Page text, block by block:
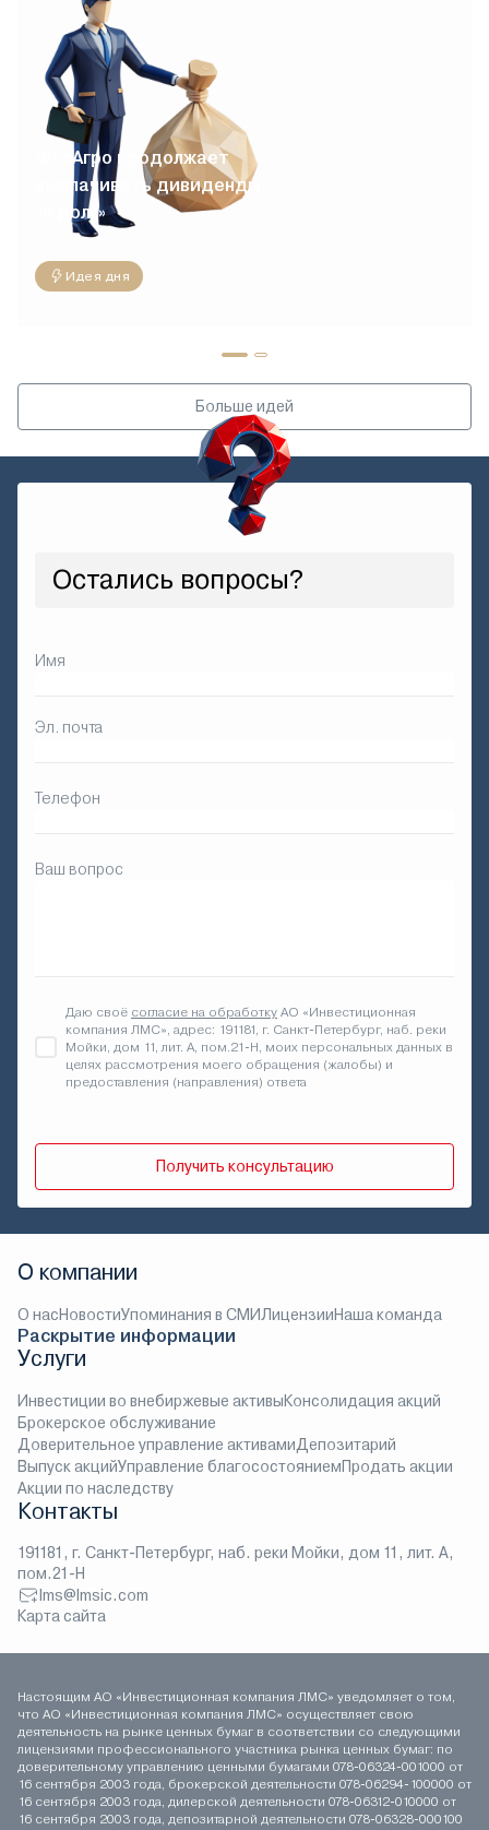
ФосАгро продолжает
выплачивать дивиденды
«в долг»
Идея дня
Больше идей
Остались вопросы?
Имя
Эл. почта
Телефон
Ваш вопрос
Даю своё согласие на обработку АО «Инвестиционная
компания ЛМС», адрес: 191181, г. Санкт-Петербург, наб. реки
Мойки, дом 11, лит. А, пом.21-Н, моих персональных данных в
целях рассмотрения моего обращения (жалобы) и
предоставления (направления) ответа
Получить консультацию
О компании
О насНовостиУпоминания в СМИЛицензииНаша команда
Раскрытие информации
Услуги
Инвестиции во внебиржевые активыКонсолидация акций
Брокерское обслуживание
Доверительное управление активамиДепозитарий
Выпуск акцийУправление благосостояниемПродать акции
Акции по наследству
Контакты
191181, г. Санкт-Петербург, наб. реки Мойки, дом 11, лит. А,
пом.21-Н
lms@lmsic.com
Карта сайта
Настоящим АО «Инвестиционная компания ЛМС» уведомляет о том,
что АО «Инвестиционная компания ЛМС» осуществляет свою
деятельность на рынке ценных бумаг в соответствии со следующими
лицензиями профессионального участника рынка ценных бумаг: по
доверительному управлению ценными бумагами 078-06324-001000 от
16 сентября 2003 года, брокерской деятельности 078-06294-100000 от
16 сентября 2003 года, дилерской деятельности 078-06312-010000 от
16 сентября 2003 года, депозитарной деятельности 078-06328-000100